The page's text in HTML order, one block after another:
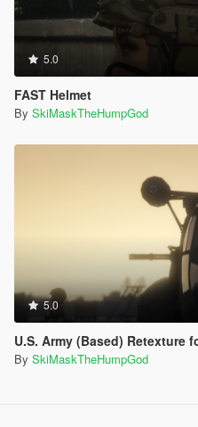
5.0
FAST Helmet
By SkiMaskTheHumpGod
5.0
U.S. Army (Based) Retexture
By SkiMaskTheHumpGod